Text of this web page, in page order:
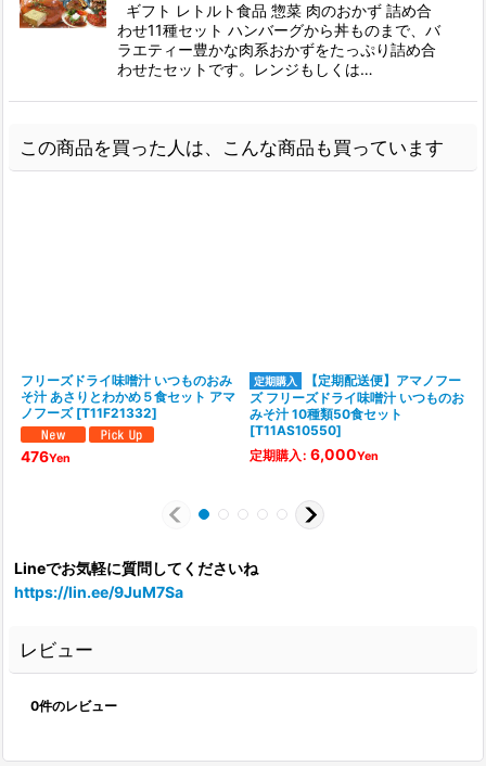
ギフト レトルト食品 惣菜 肉のおかず 詰め合
わせ11種セット ハンバーグから丼ものまで、バ
ラエティー豊かな肉系おかずをたっぷり詰め合
わせたセットです。レンジもしくは…
この商品を買った人は、こんな商品も買っています
フリーズドライ味噌汁 いつものおみ
そ汁 あさりとわかめ５食セット アマ
ノフーズ [T11F21332]
476Yen
【定期配送便】アマノフー
ズ フリーズドライ味噌汁 いつものお
みそ汁 10種類50食セット
[T11AS10550]
定期購入: 6,000Yen
Lineでお気軽に質問してくださいね
https://lin.ee/9JuM7Sa
レビュー
0件のレビュー